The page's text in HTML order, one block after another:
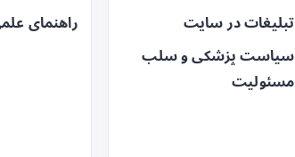
تبلیغات در سایت
سیاست پزشکی و سلب
مسئولیت
راهنمای